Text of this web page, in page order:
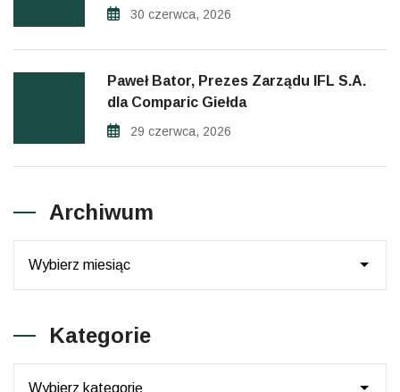
30 czerwca, 2026
Paweł Bator, Prezes Zarządu IFL S.A.
dla Comparic Giełda
29 czerwca, 2026
Archiwum
Kategorie